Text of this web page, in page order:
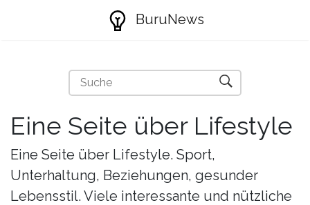
BuruNews
Eine Seite über Lifestyle
Eine Seite über Lifestyle. Sport,
Unterhaltung, Beziehungen, gesunder
Lebensstil. Viele interessante und nützliche